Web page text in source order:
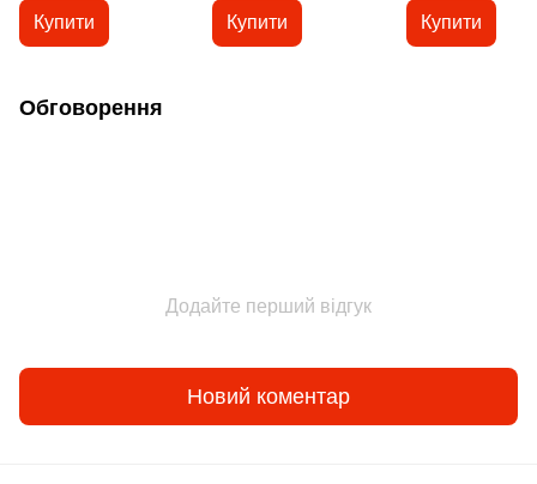
Купити Купити Купити
Обговорення
Додайте перший відгук
Новий коментар